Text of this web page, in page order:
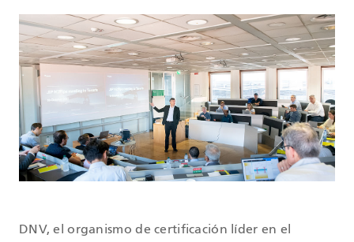
DNV, el organismo de certificación líder en el